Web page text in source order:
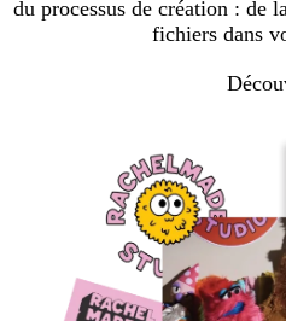
du processus de création : de
fichiers dans